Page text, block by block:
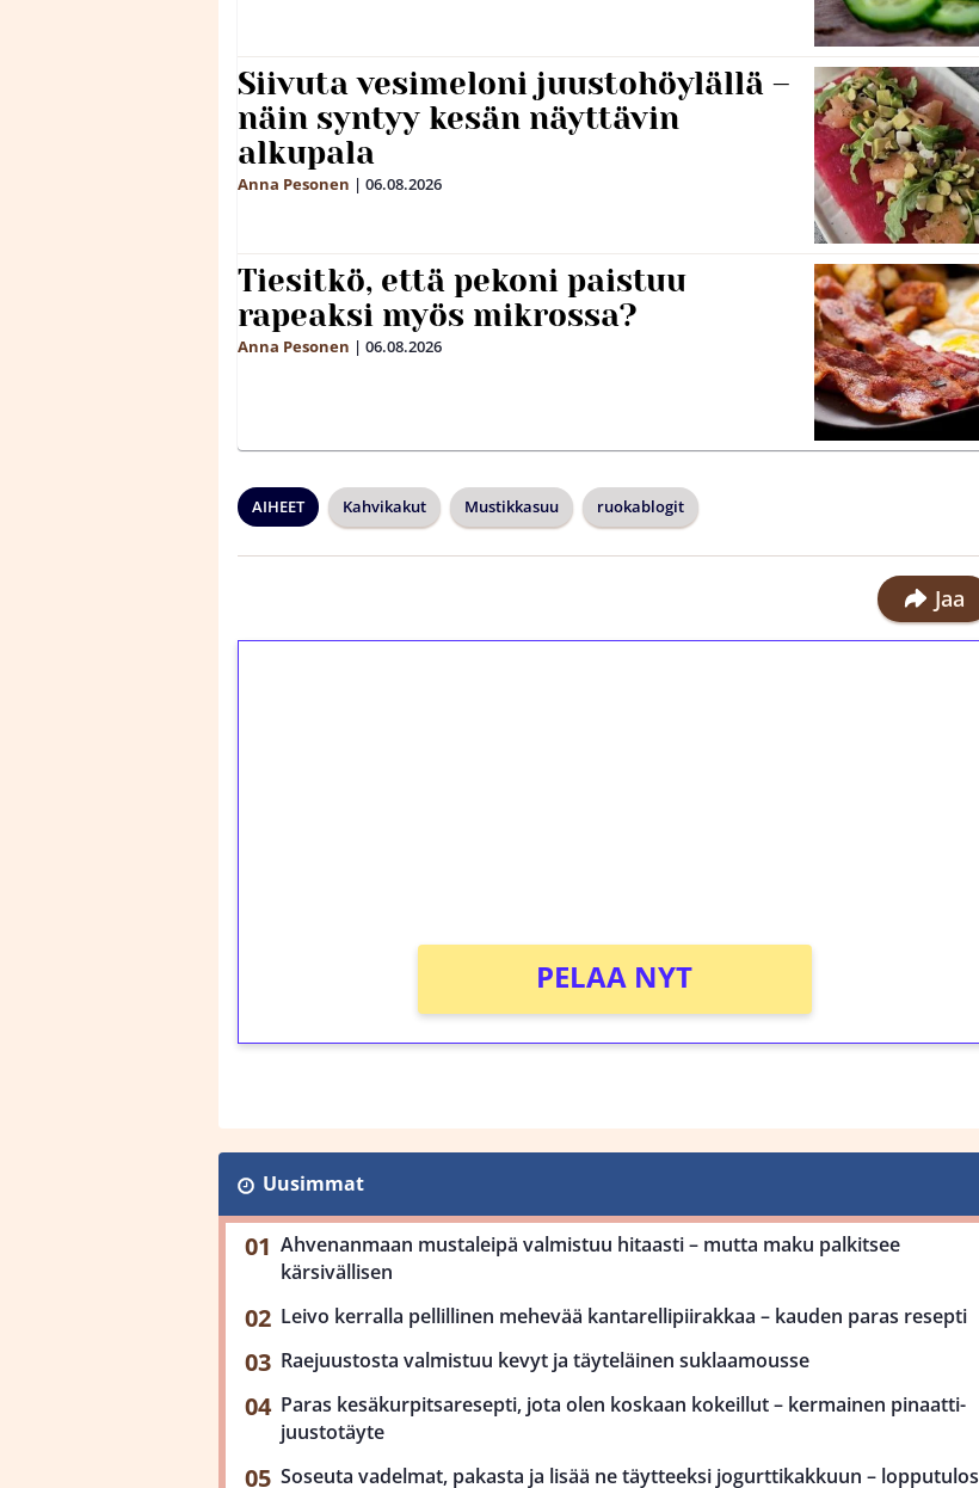
Siivuta vesimeloni juustohöylällä –
näin syntyy kesän näyttävin
alkupala
Anna Pesonen | 06.08.2026
Tiesitkö, että pekoni paistuu
rapeaksi myös mikrossa?
Anna Pesonen | 06.08.2026
AIHEET Kahvikakut Mustikkasuu ruokablogit
Jaa
PELAA NYT
Uusimmat
Ahvenanmaan mustaleipä valmistuu hitaasti – mutta maku palkitsee
kärsivällisen
Leivo kerralla pellillinen mehevää kantarellipiirakkaa – kauden paras resepti
Raejuustosta valmistuu kevyt ja täyteläinen suklaamousse
Paras kesäkurpitsaresepti, jota olen koskaan kokeillut – kermainen pinaatti-
juustotäyte
Soseuta vadelmat, pakasta ja lisää ne täytteeksi jogurttikakkuun – lopputulos